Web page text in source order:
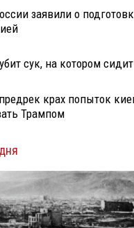
заявили о
сук, на котором сидит
крах попыток
Трампом